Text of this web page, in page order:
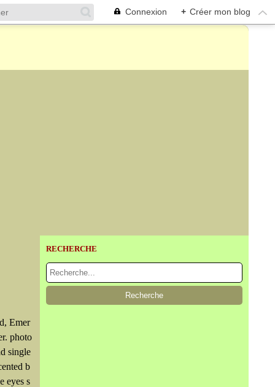
Connexion + Créer mon blog
Emer
photo
single
b
eyes s
RECHERCHE